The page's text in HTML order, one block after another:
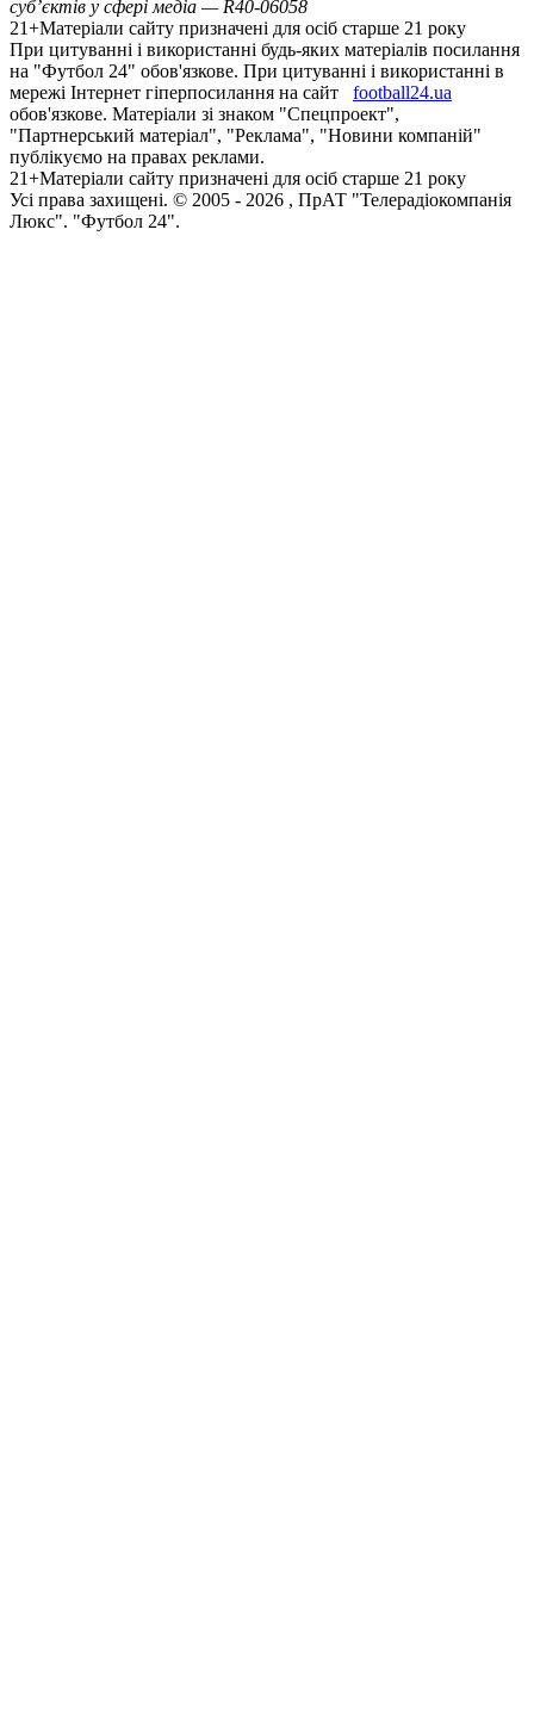
суб’єктів у сфері медіа — R40-06058
21+Матеріали сайту призначені для осіб старше 21 року
При цитуванні і використанні будь-яких матеріалів посилання
на "Футбол 24" обов'язкове. При цитуванні і використанні в
мережі Інтернет гіперпосилання на сайт
football24.ua
обов'язкове. Матеріали зі знаком "Спецпроект",
"Партнерський матеріал", "Реклама", "Новини компаній"
публікуємо на правах реклами.
21+Матеріали сайту призначені для осіб старше 21 року
Усi права захищенi. © 2005 - 2026 , ПрАТ "Телерадіокомпанія
Люкс". "Футбол 24".